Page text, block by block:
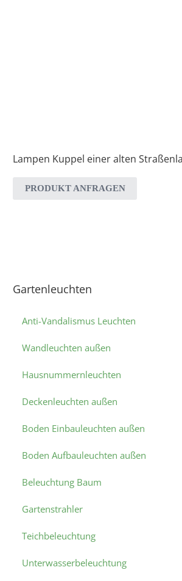
Lampen Kuppel einer alten
PRODUKT ANFRAGEN
Gartenleuchten
Anti-Vandalismus Leuchten
Wandleuchten außen
Hausnummernleuchten
Deckenleuchten außen
Boden Einbauleuchten außen
Boden Aufbauleuchten außen
Beleuchtung Baum
Gartenstrahler
Teichbeleuchtung
Unterwasserbeleuchtung